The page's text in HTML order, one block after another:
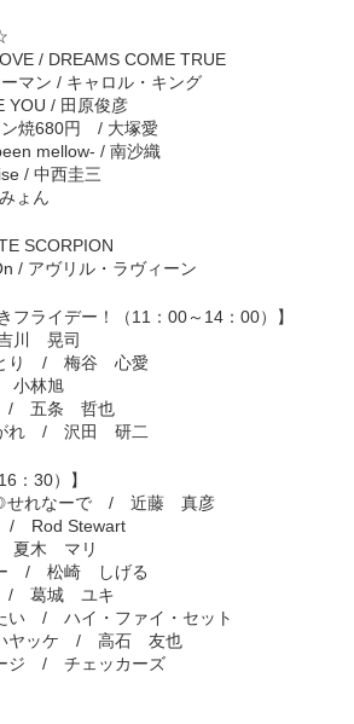
/ DREAMS COME TRUE
マン / キャロル・キング
YOU / 田原俊彦
ン焼680円 / 大塚愛
mellow- / 南沙織
/ 中西圭三
ょん
SCORPION
/ アヴリル・ラヴィーン
フライデー！（11：00～14：00）】
川 晃司
り / 梅谷 心愛
林旭
/ 五条 哲也
れ / 沢田 研二
：30）】
れなーで / 近藤 真彦
Rod Stewart
木 マリ
/ 松崎 しげる
/ 葛城 ユキ
/ ハイ・ファイ・セット
ヤッケ / 高石 友也
ジ / チェッカーズ